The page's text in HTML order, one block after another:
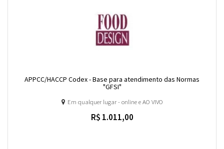
APPCC/HACCP Codex - Base para atendimento das Normas
"GFSI"
Em qualquer lugar - online e AO VIVO
R$ 1.011,00